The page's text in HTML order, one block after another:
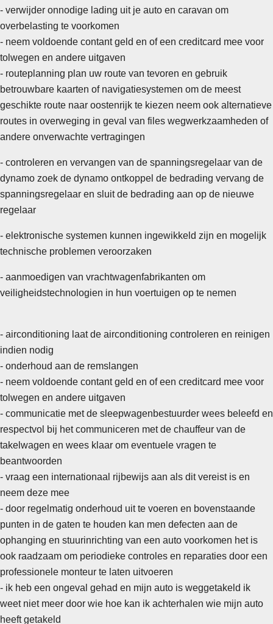
- verwijder onnodige lading uit je auto en caravan om
overbelasting te voorkomen
- neem voldoende contant geld en of een creditcard mee voor
tolwegen en andere uitgaven
- routeplanning plan uw route van tevoren en gebruik
betrouwbare kaarten of navigatiesystemen om de meest
geschikte route naar oostenrijk te kiezen neem ook alternatieve
routes in overweging in geval van files wegwerkzaamheden of
andere onverwachte vertragingen
- controleren en vervangen van de spanningsregelaar van de
dynamo zoek de dynamo ontkoppel de bedrading vervang de
spanningsregelaar en sluit de bedrading aan op de nieuwe
regelaar
- elektronische systemen kunnen ingewikkeld zijn en mogelijk
technische problemen veroorzaken
- aanmoedigen van vrachtwagenfabrikanten om
veiligheidstechnologien in hun voertuigen op te nemen
- airconditioning laat de airconditioning controleren en reinigen
indien nodig
- onderhoud aan de remslangen
- neem voldoende contant geld en of een creditcard mee voor
tolwegen en andere uitgaven
- communicatie met de sleepwagenbestuurder wees beleefd en
respectvol bij het communiceren met de chauffeur van de
takelwagen en wees klaar om eventuele vragen te
beantwoorden
- vraag een internationaal rijbewijs aan als dit vereist is en
neem deze mee
- door regelmatig onderhoud uit te voeren en bovenstaande
punten in de gaten te houden kan men defecten aan de
ophanging en stuurinrichting van een auto voorkomen het is
ook raadzaam om periodieke controles en reparaties door een
professionele monteur te laten uitvoeren
- ik heb een ongeval gehad en mijn auto is weggetakeld ik
weet niet meer door wie hoe kan ik achterhalen wie mijn auto
heeft getakeld